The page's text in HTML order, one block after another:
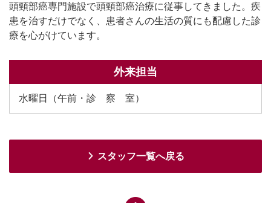
頭頸部癌専門施設で頭頸部癌治療に従事してきました。疾
患を治すだけでなく、患者さんの生活の質にも配慮した診
療を心がけています。
外来担当
水曜日（午前・診 察 室）
スタッフ一覧へ戻る